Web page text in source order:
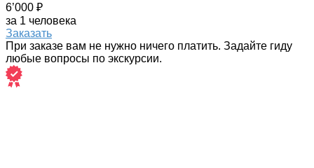
6’000 ₽
за 1 человека
Заказать
При заказе вам не нужно ничего платить. Задайте гиду
любые вопросы по экскурсии.